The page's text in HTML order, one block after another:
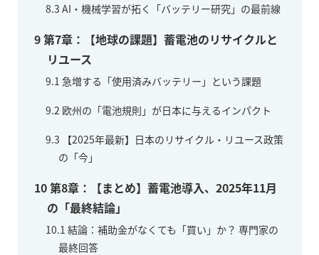
8.3 AI・機械学習が拓く「バッテリー研究」の最前線
9第7章：【地球の課題】蓄電池のリサイクルと
リユース
9.1 急増する「使用済みバッテリー」という課題
9.2 欧州の「電池規則」が日本に与えるインパクト
9.3 【2025年最新】日本のリサイクル・リユース政策
の「今」
10第8章：【まとめ】蓄電池導入、2025年11月
の「最終結論」
10.1 結論：補助金がなくても「買い」か？ 専門家の
最終回答